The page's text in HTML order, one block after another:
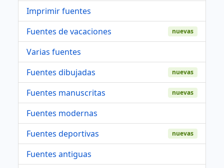
Imprimir fuentes
Fuentes de vacaciones
nuevas
Varias fuentes
Fuentes dibujadas
nuevas
Fuentes manuscritas nuevas
Fuentes modernas
Fuentes deportivas
nuevas
Fuentes antiguas